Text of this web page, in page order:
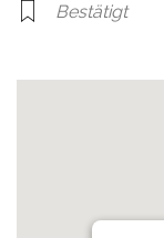
Bestätigt